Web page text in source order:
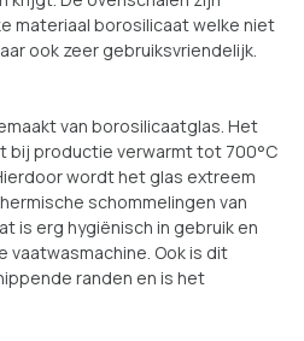
materiaal borosilicaat welke niet
ook zeer gebruiksvriendelijk.
van borosilicaatglas. Het
bij productie verwarmt tot 700°C
wordt het glas extreem
schommelingen van
is erg hygiënisch in gebruik en
vaatwasmachine. Ook is dit
randen en is het